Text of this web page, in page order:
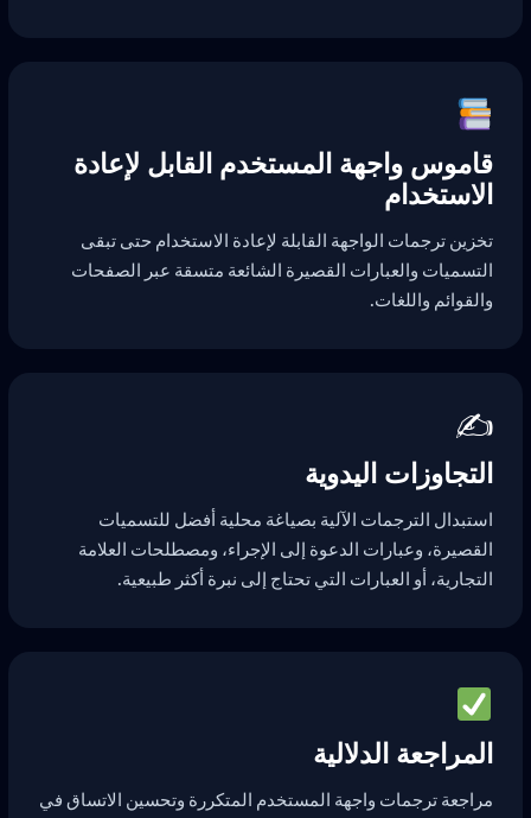
قاموس واجهة المستخدم القابل لإعادة
الاستخدام
تخزين ترجمات الواجهة القابلة لإعادة الاستخدام حتى تبقى
التسميات والعبارات القصيرة الشائعة متسقة عبر الصفحات
والقوائم واللغات.
✍️
التجاوزات اليدوية
استبدال الترجمات الآلية بصياغة محلية أفضل للتسميات
القصيرة، وعبارات الدعوة إلى الإجراء، ومصطلحات العلامة
التجارية، أو العبارات التي تحتاج إلى نبرة أكثر طبيعية.
المراجعة الدلالية
مراجعة ترجمات واجهة المستخدم المتكررة وتحسين الاتساق في